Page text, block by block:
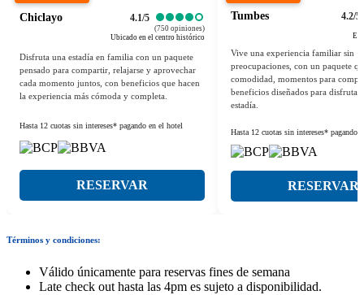
Chiclayo 4.1/5
(750 opiniones)
Ubicado en el centro histórico
Disfruta una estadía en familia con un paquete
pensado para compartir, relajarse y aprovechar
cada momento juntos, con beneficios que hacen
la experiencia más cómoda y completa.
Hasta 12 cuotas sin intereses* pagando en el hotel
RESERVAR
Tumbes 4.2/5
Vive una experiencia familiar sin
preocupaciones, con un paquete
comodidad, momentos para
beneficios diseñados para disfrutar
estadía.
Hasta 12 cuotas sin intereses* pagando
RESERVAR
Términos y condiciones:
Válido únicamente para reservas fines de semana
Late check out hasta las 4pm es sujeto a disponibilidad.